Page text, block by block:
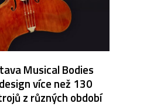
Musical Bodies
více než 130
z různých období